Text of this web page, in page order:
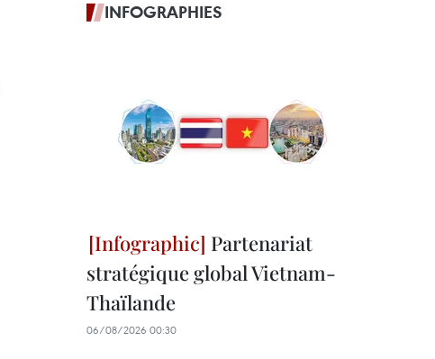
INFOGRAPHIES
Partenariat
stratégique global Vietnam-
Thaïlande
06/08/2026 00:30